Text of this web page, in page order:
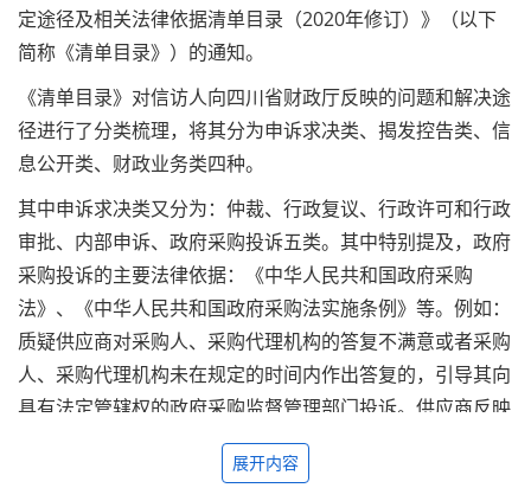
定途径及相关法律依据清单目录（2020年修订）》（以下
简称《清单目录》）的通知。
《清单目录》对信访人向四川省财政厅反映的问题和解决途
径进行了分类梳理，将其分为申诉求决类、揭发控告类、信
息公开类、财政业务类四种。
其中申诉求决类又分为：仲裁、行政复议、行政许可和行政
审批、内部申诉、政府采购投诉五类。其中特别提及，政府
采购投诉的主要法律依据：《中华人民共和国政府采购
法》、《中华人民共和国政府采购法实施条例》等。例如：
质疑供应商对采购人、采购代理机构的答复不满意或者采购
人、采购代理机构未在规定的时间内作出答复的，引导其向
具有法定管辖权的政府采购监督管理部门投诉。供应商反映
采购文件、采购过程、成交结果的问题（未经质疑和投
诉），符合质疑条件的，引导其向采购人和采购代理机构质
展开内容